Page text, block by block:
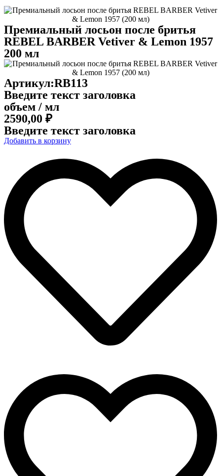
Премиальный лосьон после бритья
REBEL BARBER Vetiver & Lemon 1957
200 мл
Артикул:RB113
Введите текст заголовка
объем / мл
2590,00 ₽
Введите текст заголовка
Добавить в корзину